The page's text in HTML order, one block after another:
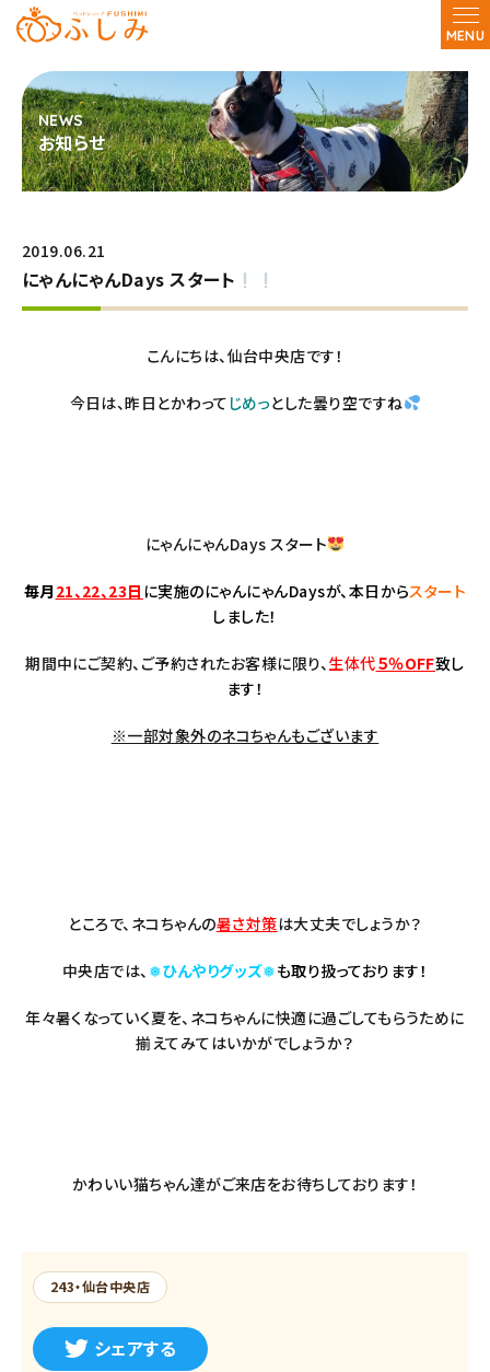
MENU
お知らせ
2019.06.21
にゃんにゃんDays スタート
こんにちは、仙台中央店です！
今日は、昨日とかわって じめっとした曇り空ですね
にゃんにゃんDays スタート
毎月 21、22、23日 に実施のにゃんにゃんDaysが、本日からスタート
しました！
期間中にご契約、ご予約されたお客様に限り、生体代５％OFF致し
ます！
※一部対象外のネコちゃんもございます
ところで、ネコちゃんの暑さ対策は大丈夫でしょうか？
中央店では、 ❅ひんやりグッズ❅も取り扱っております！
年々暑くなっていく夏を、ネコちゃんに快適に過ごしてもらうために
揃えてみてはいかがでしょうか？
かわいい猫ちゃん達がご来店をお待ちしております！
243・仙台中央店
シェアする